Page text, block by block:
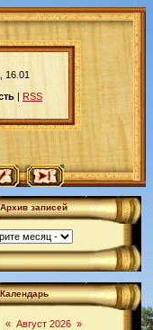
16.01
| RSS
Архив записей
Календарь
« Август 2026 »